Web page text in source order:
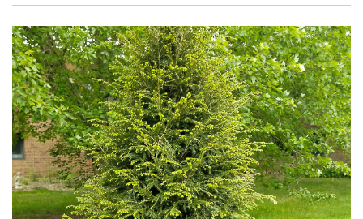
Інформація
Про розсадник
Корисна інформація
Новини
Де купити